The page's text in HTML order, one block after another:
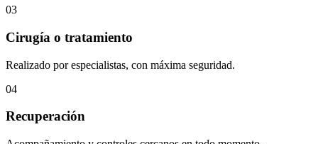
03
Cirugía o tratamiento
Realizado por especialistas, con máxima seguridad.
04
Recuperación